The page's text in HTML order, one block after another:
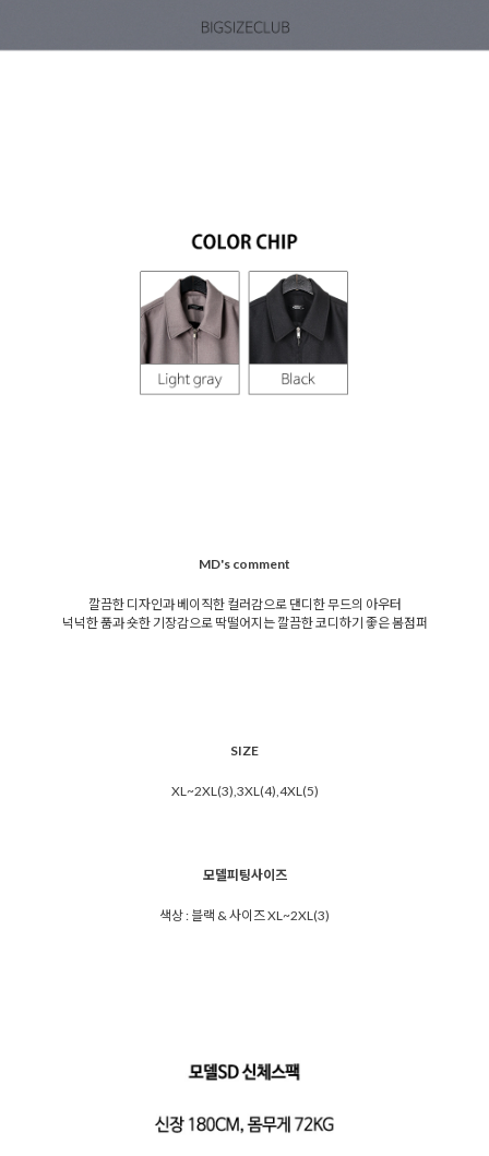
MD's comment
깔끔한 디자인과 베이직한 컬러감으로 댄디한 무드의 아우터
넉넉한 품과 숏한 기장감으로 딱떨어지는 깔끔한 코디하기 좋은 봄점퍼
SIZE
XL~2XL(3),3XL(4),4XL(5)
모델피팅사이즈
색상 : 블랙 & 사이즈 XL~2XL(3)